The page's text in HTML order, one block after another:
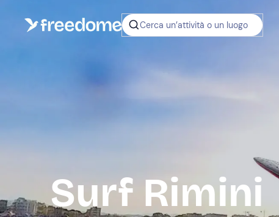
Cerca un’attività o un luogo
Surf Rimini